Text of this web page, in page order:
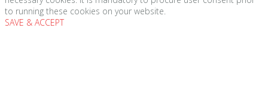
to running these cookies on your website.
SAVE & ACCEPT